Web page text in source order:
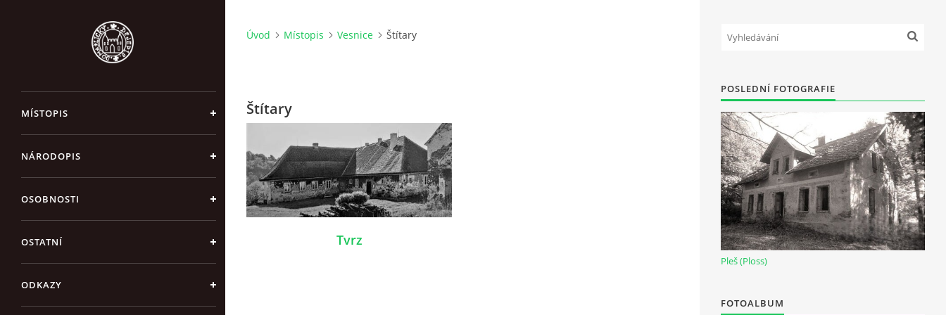
MÍSTOPIS
NÁRODOPIS
OSOBNOSTI
OSTATNÍ
ODKAZY
Úvod Místopis Vesnice Štítary
Štítary
Tvrz
POSLEDNÍ FOTOGRAFIE
Pleš (Ploss)
FOTOALBUM